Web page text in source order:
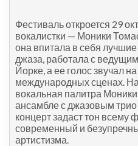
Фестиваль откроется 29
вокалистки — Моники
она впитала в себя
джаза, работала с
Йорке, а ее голос звучал
международных сценах.
вокальная палитра
ансамбле с джазовым
концерт задаст тон
современный и
артистизма.